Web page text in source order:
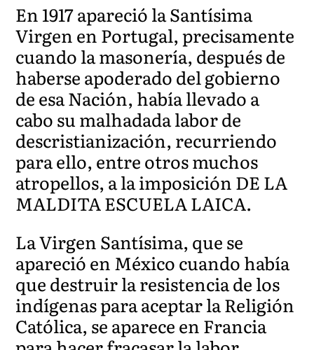
En 1917 apareció la Santísima
Virgen en Portugal, precisamente
cuando la masonería, después de
haberse apoderado del gobierno
de esa Nación, había llevado a
cabo su malhadada labor de
descristianización, recurriendo
para ello, entre otros muchos
atropellos, a la imposición DE LA
MALDITA ESCUELA LAICA.
La Virgen Santísima, que se
apareció en México cuando había
que destruir la resistencia de los
indígenas para aceptar la Religión
Católica, se aparece en Francia